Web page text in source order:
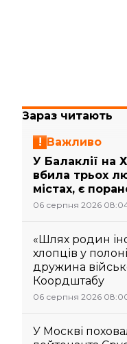
Зараз читають
Важливо
У Балаклії на
вбила трьох
містах, є
06 серпня 2026
«Шлях родин
хлопців у
дружина
Коордштабу
06 серпня 2026
У Москві